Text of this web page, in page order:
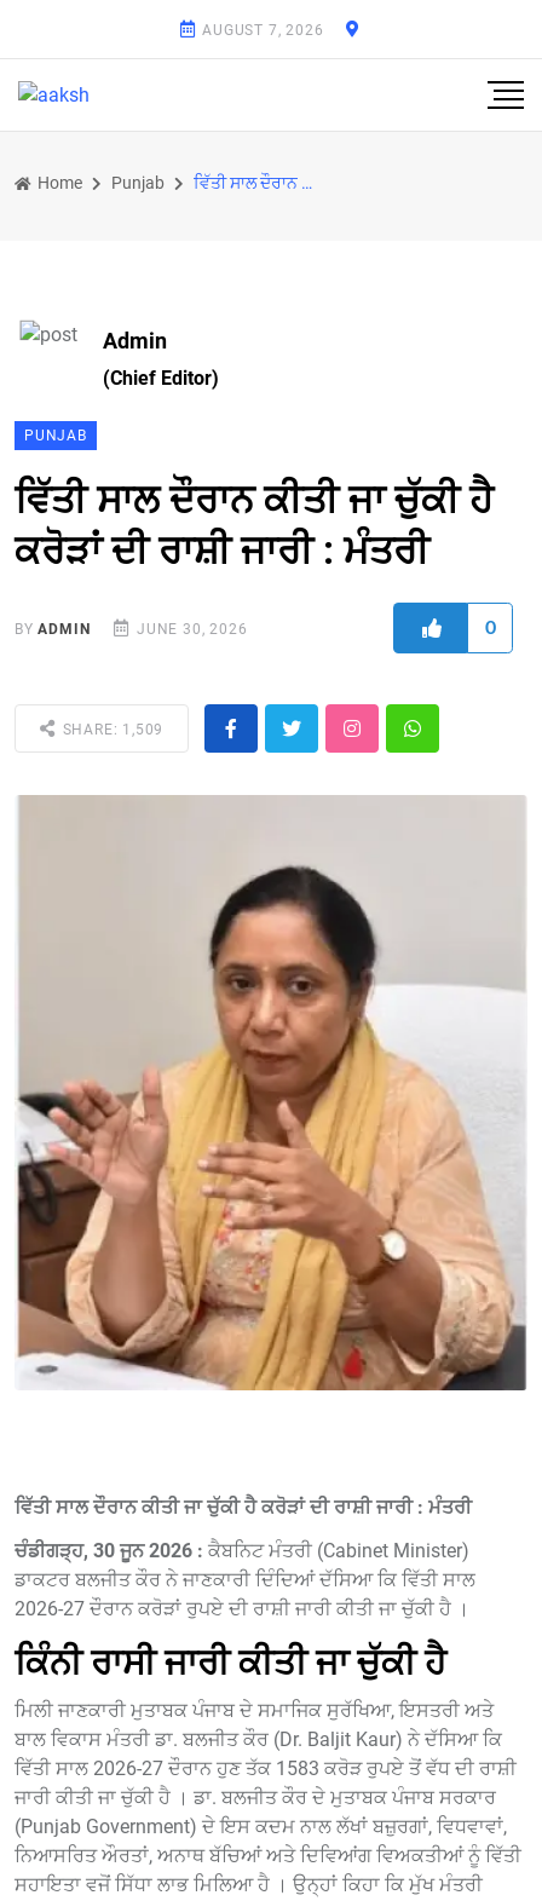
AUGUST 7, 2026
Home Punjab ਵਿੱਤੀ ਸਾਲ ਦੌਰਾਨ ਕੀਤੀ ਜਾ ਚੁੱਕੀ ਹੈ ਕਰੋੜਾਂ ਦੀ ਰਾਸ਼ੀ ਜਾਰੀ : ਮੰਤਰੀ
Admin
(Chief Editor)
PUNJAB
ਵਿੱਤੀ ਸਾਲ ਦੌਰਾਨ ਕੀਤੀ ਜਾ ਚੁੱਕੀ ਹੈ
ਕਰੋੜਾਂ ਦੀ ਰਾਸ਼ੀ ਜਾਰੀ : ਮੰਤਰੀ
BYADMIN JUNE 30, 2026 0
SHARE: 1,509
ਵਿੱਤੀ ਸਾਲ ਦੌਰਾਨ ਕੀਤੀ ਜਾ ਚੁੱਕੀ ਹੈ ਕਰੋੜਾਂ ਦੀ ਰਾਸ਼ੀ ਜਾਰੀ : ਮੰਤਰੀ
ਚੰਡੀਗੜ੍ਹ, 30 ਜੂਨ 2026 : ਕੈਬਨਿਟ ਮੰਤਰੀ (Cabinet Minister)
ਡਾਕਟਰ ਬਲਜੀਤ ਕੌਰ ਨੇ ਜਾਣਕਾਰੀ ਦਿੰਦਿਆਂ ਦੱਸਿਆ ਕਿ ਵਿੱਤੀ ਸਾਲ
2026-27 ਦੌਰਾਨ ਕਰੋੜਾਂ ਰੁਪਏ ਦੀ ਰਾਸ਼ੀ ਜਾਰੀ ਕੀਤੀ ਜਾ ਚੁੱਕੀ ਹੈ ।
ਕਿੰਨੀ ਰਾਸੀ ਜਾਰੀ ਕੀਤੀ ਜਾ ਚੁੱਕੀ ਹੈ
ਮਿਲੀ ਜਾਣਕਾਰੀ ਮੁਤਾਬਕ ਪੰਜਾਬ ਦੇ ਸਮਾਜਿਕ ਸੁਰੱਖਿਆ, ਇਸਤਰੀ ਅਤੇ
ਬਾਲ ਵਿਕਾਸ ਮੰਤਰੀ ਡਾ. ਬਲਜੀਤ ਕੌਰ (Dr. Baljit Kaur) ਨੇ ਦੱਸਿਆ ਕਿ
ਵਿੱਤੀ ਸਾਲ 2026-27 ਦੌਰਾਨ ਹੁਣ ਤੱਕ 1583 ਕਰੋੜ ਰੁਪਏ ਤੋਂ ਵੱਧ ਦੀ ਰਾਸ਼ੀ
ਜਾਰੀ ਕੀਤੀ ਜਾ ਚੁੱਕੀ ਹੈ । ਡਾ. ਬਲਜੀਤ ਕੌਰ ਦੇ ਮੁਤਾਬਕ ਪੰਜਾਬ ਸਰਕਾਰ
(Punjab Government) ਦੇ ਇਸ ਕਦਮ ਨਾਲ ਲੱਖਾਂ ਬਜ਼ੁਰਗਾਂ, ਵਿਧਵਾਵਾਂ,
ਨਿਆਸਰਿਤ ਔਰਤਾਂ, ਅਨਾਥ ਬੱਚਿਆਂ ਅਤੇ ਦਿਵਿਆਂਗ ਵਿਅਕਤੀਆਂ ਨੂੰ ਵਿੱਤੀ
ਸਹਾਇਤਾ ਵਜੋਂ ਸਿੱਧਾ ਲਾਭ ਮਿਲਿਆ ਹੈ । ਉਨ੍ਹਾਂ ਕਿਹਾ ਕਿ ਮੁੱਖ ਮੰਤਰੀ